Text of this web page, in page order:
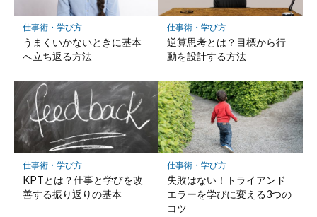
に
保
存
仕事術・学び方
うまくいかないときに基本
へ立ち返る方法
仕事術・学び方
逆算思考とは？目標から行
動を設計する方法
仕事術・学び方
KPTとは？仕事と学びを改
善する振り返りの基本
仕事術・学び方
失敗はない！トライアンド
エラーを学びに変える3つの
コツ